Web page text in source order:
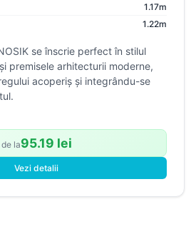
1.17m
1.22m
se înscrie perfect în stilul
premisele arhitecturii moderne,
acoperiș și integrându-se
de la95.19 lei
Vezi detalii